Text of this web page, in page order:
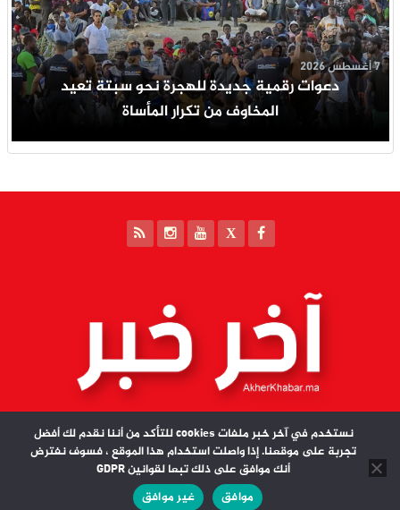
دعوات رقمية جديدة للهجرة نحو سبتة تعيد
المخاوف من تكرار المأساة
7 أغسطس 2026
مدير النشر : سعيد بندردكة | آخر خبر جميع الحقوق محفوظة © 2026
تصميم وبرمجة
نستخدم في آخر خبر ملفات cookies للتأكد من أننا نقدم لك أفضل
تجربة على موقعنا. إذا واصلت استخدام هذا الموقع ، فسوف نفترض
أنك موافق على ذلك تبعا لقوانين GDPR
موافق
غير موافق